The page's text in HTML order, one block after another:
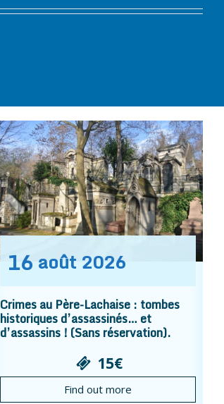
16 août 2026
Crimes au Père-Lachaise : tombes
historiques d’assassinés… et
d’assassins ! (Sans réservation).
15€
Find out more